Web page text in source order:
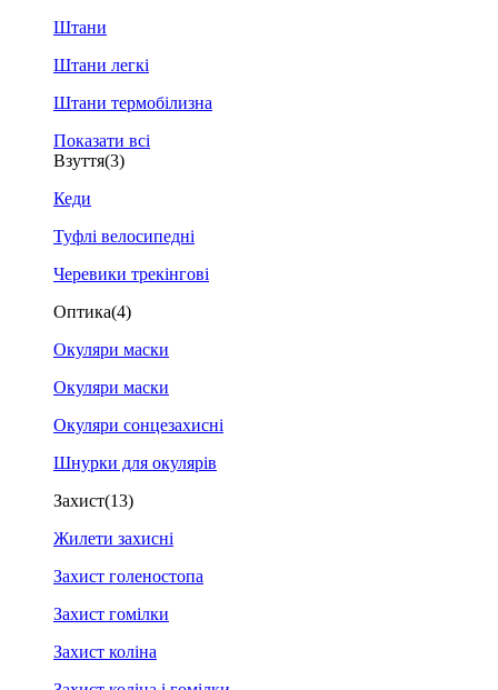
Штани
Штани легкі
Штани термобілизна
Показати всі
Взуття(3)
Кеди
Туфлі велосипедні
Черевики трекінгові
Оптика(4)
Окуляри маски
Окуляри маски
Окуляри сонцезахисні
Шнурки для окулярів
Захист(13)
Жилети захисні
Захист голеностопа
Захист гомілки
Захист коліна